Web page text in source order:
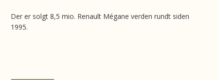
Der er solgt 8,5 mio. Renault Mégane verden rundt siden
1995.